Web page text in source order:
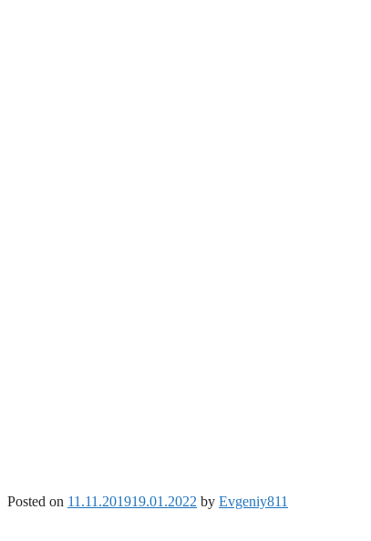
Posted on 11.11.201919.01.2022 by Evgeniy811